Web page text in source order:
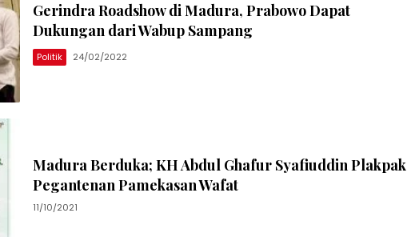
Gerindra Roadshow di Madura, Prabowo Dapat
Dukungan dari Wabup Sampang
Politik 24/02/2022
Madura Berduka; KH Abdul Ghafur Syafiuddin Plakpak
Pegantenan Pamekasan Wafat
11/10/2021